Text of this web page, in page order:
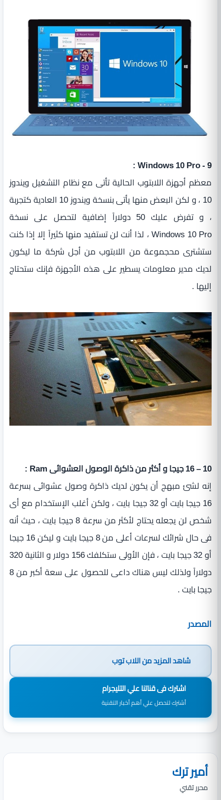
9 - Windows 10 Pro :
معظم أجهزة اللابتوب الحالية تأتى مع نظام التشغيل ويندوز
10 ، و لكن البعض منها يأتى بنسخة ويندوز 10 العادية كتجربة
، و تفرض عليك 50 دولاراً إضافية لتحصل على نسخة
Windows 10 Pro ، لذا أنت لن تستفيد منها كثيراً إلا إذا كنت
ستشترى محجموعة من اللابتوب من أجل شركة ما ليكون
لديك مدير معلومات يسطير على هذه الأجهزة فإنك ستحتاج
إليها .
10 – 16 جيجا و أكثر من ذاكرة الوصول العشوائى Ram :
إنه لشئ مبهج أن يكون لديك ذاكرة وصول عشوائى بسرعة
16 جيجا بايت أو 32 جيجا بايت ، ولكن أغلب الإستخدام مع أى
شخص لن يجعله يحتاج لأكثر من سرعة 8 جيجا بايت ، حيث أنه
فى حال شرائك لسرعات أعلى من 8 جيجا بايت و ليكن 16 جيجا
أو 32 جيجا بايت ، فإن الأولى ستكلفك 156 دولار و الثانية 320
دولاراً ولذلك ليس هناك داعى للحصول على سعة أكبر من 8
جيجا بايت .
المصدر
شاهد المزيد مناللاب توب
اشترك فى قناتنا علي التليجرام
أشترك لتحصل علي أهم أخبار التقنية
أمير ترك
محرر تقني